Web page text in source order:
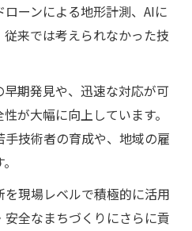
ーンによる地形計測、AIに
来では考えられなかった技
期発見や、迅速な対応が可
が大幅に向上しています。
技術者の育成や、地域の雇
現場レベルで積極的に活用
全なまちづくりにさらに貢